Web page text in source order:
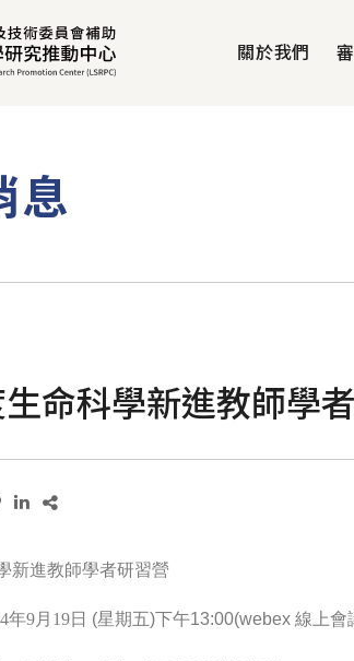
關於我們
息
命科學新進教師學
新進教師學者研習營
年9月19日 (星期五)下午13:00(webex 線上會